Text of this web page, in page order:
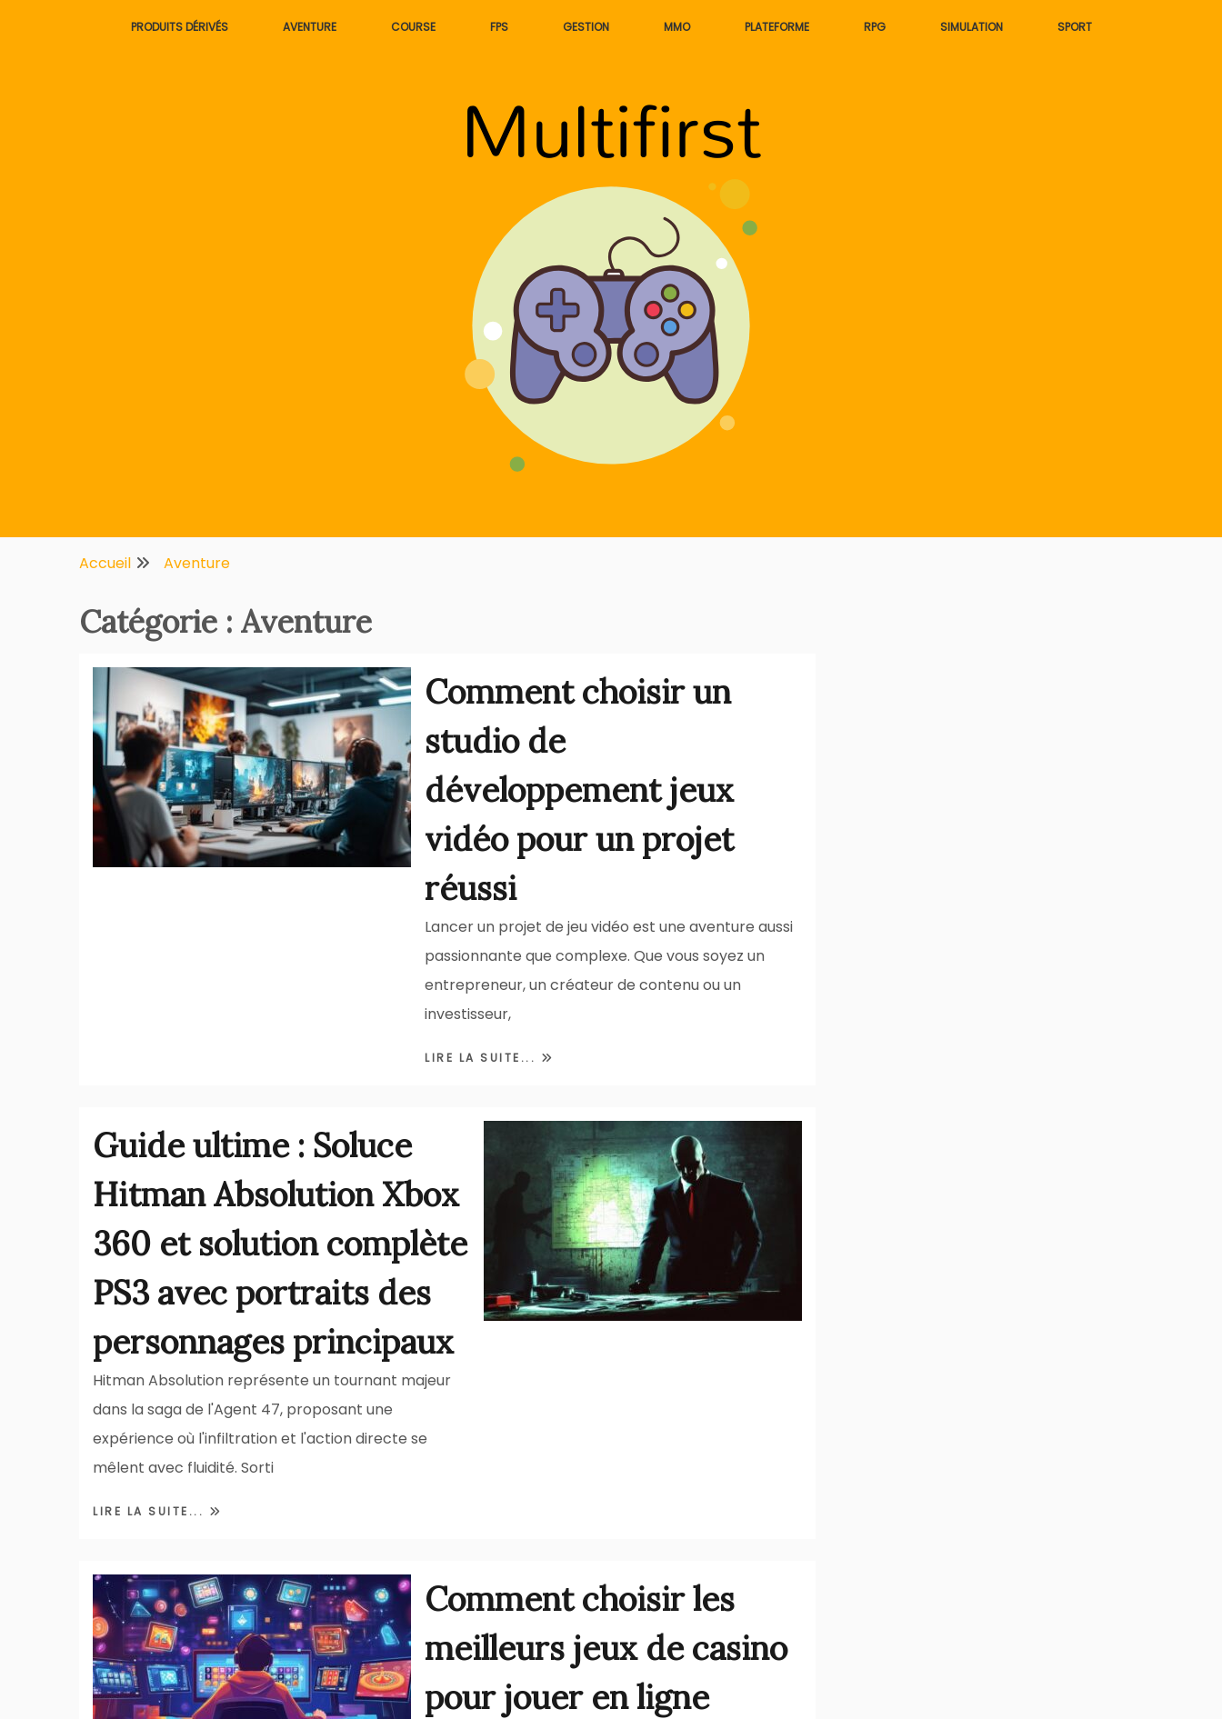
PRODUITS DÉRIVÉS AVENTURE COURSE FPS GESTION MMO PLATEFORME RPG SIMULATION SPORT
Multifirstnet
Accueil Aventure
Catégorie : Aventure
Comment choisir un
studio de
développement jeux
vidéo pour un projet
réussi
Lancer un projet de jeu vidéo est une aventure aussi
passionnante que complexe. Que vous soyez un
entrepreneur, un créateur de contenu ou un
investisseur,
LIRE LA SUITE...
Guide ultime : Soluce
Hitman Absolution Xbox
360 et solution complète
PS3 avec portraits des
personnages principaux
Hitman Absolution représente un tournant majeur
dans la saga de l'Agent 47, proposant une
expérience où l'infiltration et l'action directe se
mêlent avec fluidité. Sorti
LIRE LA SUITE...
Comment choisir les
meilleurs jeux de casino
pour jouer en ligne